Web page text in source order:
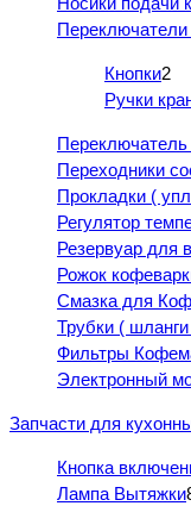
Кнопки2
Ручки
Переходники
Прокладки (
Регулятор
Резервуар
Рожок
Смазка для
Трубки (
Фильтры
Электронный
Запчасти для
Кнопка
Лампа Вытяжки